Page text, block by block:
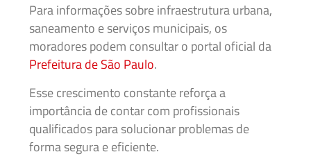
Para informações sobre infraestrutura urbana,
saneamento e serviços municipais, os
moradores podem consultar o portal oficial da
Prefeitura de São Paulo.
Esse crescimento constante reforça a
importância de contar com profissionais
qualificados para solucionar problemas de
forma segura e eficiente.